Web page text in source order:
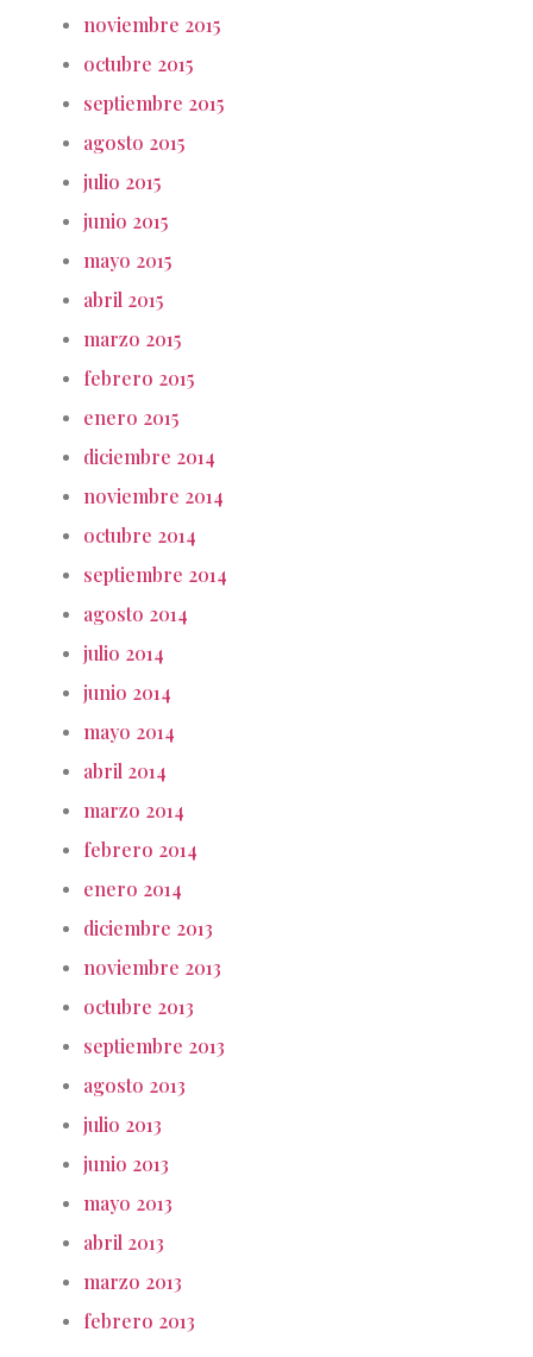
noviembre 2015
octubre 2015
septiembre 2015
agosto 2015
julio 2015
junio 2015
mayo 2015
abril 2015
marzo 2015
febrero 2015
enero 2015
diciembre 2014
noviembre 2014
octubre 2014
septiembre 2014
agosto 2014
julio 2014
junio 2014
mayo 2014
abril 2014
marzo 2014
febrero 2014
enero 2014
diciembre 2013
noviembre 2013
octubre 2013
septiembre 2013
agosto 2013
julio 2013
junio 2013
mayo 2013
abril 2013
marzo 2013
febrero 2013